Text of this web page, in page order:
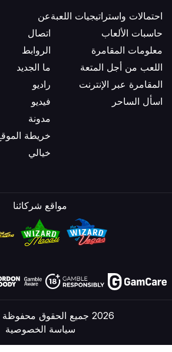
احتمالات واستراتيجيات اللعبة
حاسبات الألعاب
معلومات المقامرة
اللعب من أجل المتعة
المقامرة عبر الإنترنت
اسأل الساحر
عن
اتصال
الروابط
ما الجديد
راديو
فيديو
مدونة
خريطة الموقع
خيالي
مواقع شركائنا
2026 جميع الحقوق محفوظة © ١٩٩٨
سياسة الخصوصية